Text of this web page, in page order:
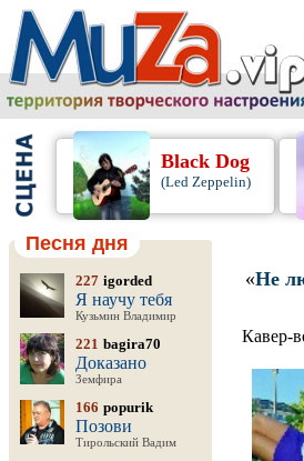
Black Dog
(Led Zeppelin)
Песня дня
227 igorded
Я научу тебя
Кузьмин Владимир
221 bagira70
Доказано
Земфира
166 popurik
Позови
Тирольский Вадим
«Не
Кавер-